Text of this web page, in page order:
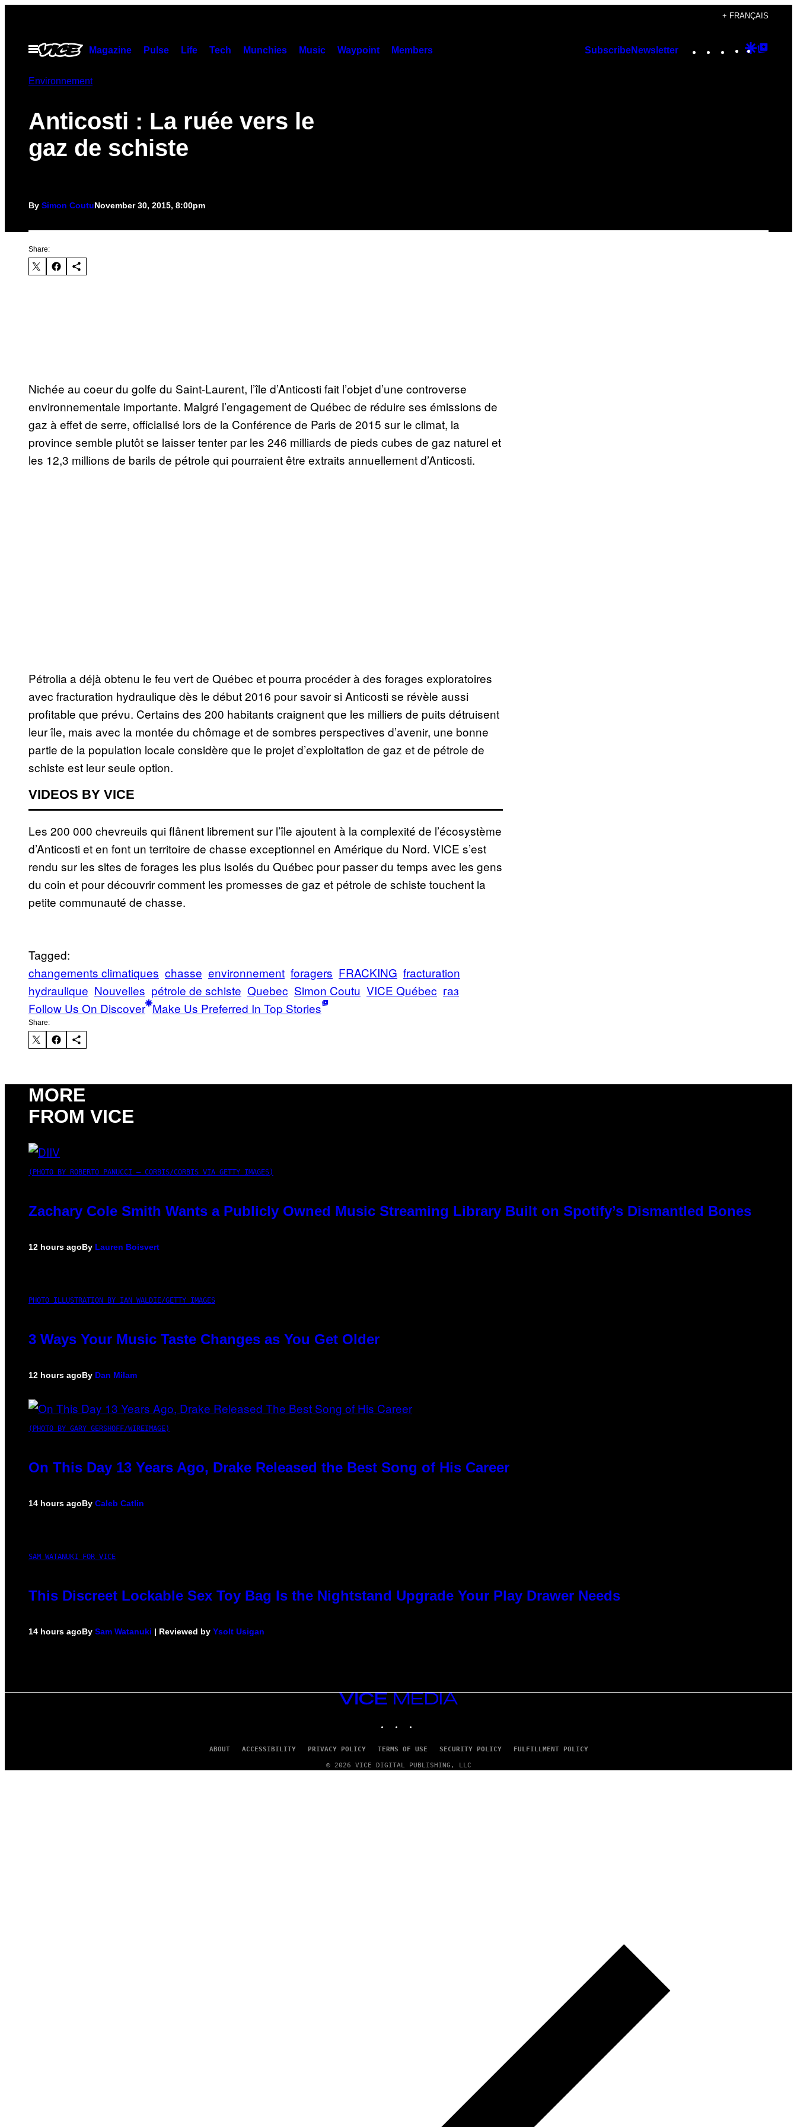
content
+ FRANÇAIS
Open
Menu
Magazine Pulse Life Tech Munchies Music Waypoint Members SubscribeNewsletter Instagram
TikTok
YouTube
Google
Environnement
Anticosti : La ruée vers le
gaz de schiste
By Simon CoutuNovember 30, 2015, 8:00pm
Share:
Nichée au coeur du golfe du Saint-Laurent, l’île d’Anticosti fait l’objet d’une controverse
environnementale importante. Malgré l’engagement de Québec de réduire ses émissions de
gaz à effet de serre, officialisé lors de la Conférence de Paris de 2015 sur le climat, la
province semble plutôt se laisser tenter par les 246 milliards de pieds cubes de gaz naturel et
les 12,3 millions de barils de pétrole qui pourraient être extraits annuellement d’Anticosti.
Pétrolia a déjà obtenu le feu vert de Québec et pourra procéder à des forages exploratoires
avec fracturation hydraulique dès le début 2016 pour savoir si Anticosti se révèle aussi
profitable que prévu. Certains des 200 habitants craignent que les milliers de puits détruisent
leur île, mais avec la montée du chômage et de sombres perspectives d’avenir, une bonne
partie de la population locale considère que le projet d’exploitation de gaz et de pétrole de
schiste est leur seule option.
VIDEOS BY VICE
Les 200 000 chevreuils qui flânent librement sur l’île ajoutent à la complexité de l’écosystème
d’Anticosti et en font un territoire de chasse exceptionnel en Amérique du Nord. VICE s’est
rendu sur les sites de forages les plus isolés du Québec pour passer du temps avec les gens
du coin et pour découvrir comment les promesses de gaz et pétrole de schiste touchent la
petite communauté de chasse.
Tagged:
changements climatiques chasse environnement foragers FRACKING fracturation
hydraulique Nouvelles pétrole de schiste Quebec Simon Coutu VICE Québec газ
Follow Us On Discover Make Us Preferred In Top Stories
Share:
MORE
FROM VICE
(PHOTO BY ROBERTO PANUCCI – CORBIS/CORBIS VIA GETTY IMAGES)
Zachary Cole Smith Wants a Publicly Owned Music Streaming Library Built on Spotify’s Dismantled Bones
12 hours agoBy Lauren Boisvert
PHOTO ILLUSTRATION BY IAN WALDIE/GETTY IMAGES
3 Ways Your Music Taste Changes as You Get Older
12 hours agoBy Dan Milam
(PHOTO BY GARY GERSHOFF/WIREIMAGE)
On This Day 13 Years Ago, Drake Released the Best Song of His Career
14 hours agoBy Caleb Catlin
SAM WATANUKI FOR VICE
This Discreet Lockable Sex Toy Bag Is the Nightstand Upgrade Your Play Drawer Needs
14 hours agoBy Sam Watanuki | Reviewed by Ysolt Usigan
VICE
MEDIA
ABOUT ACCESSIBILITY PRIVACY POLICY TERMS OF USE SECURITY POLICY FULFILLMENT POLICY
© 2026 VICE DIGITAL PUBLISHING, LLC